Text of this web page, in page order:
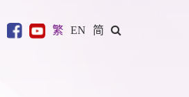
繁 EN 简